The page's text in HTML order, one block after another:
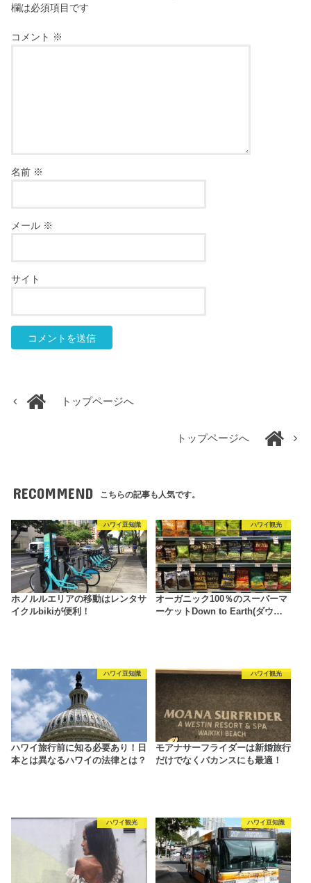
欄は必須項目です
コメント ※
名前 ※
メール ※
サイト
トップページへ
トップページへ
RECOMMEND こちらの記事も人気です。
ハワイ豆知識
ホノルルエリアの移動はレンタサ
イクルbikiが便利！
ハワイ観光
オーガニック100％のスーパーマ
ーケットDown to Earth(ダウ…
ハワイ豆知識
ハワイ旅行前に知る必要あり！日
本とは異なるハワイの法律とは？
ハワイ観光
モアナサーフライダーは新婚旅行
だけでなくバカンスにも最適！
ハワイ観光 ハワイ豆知識